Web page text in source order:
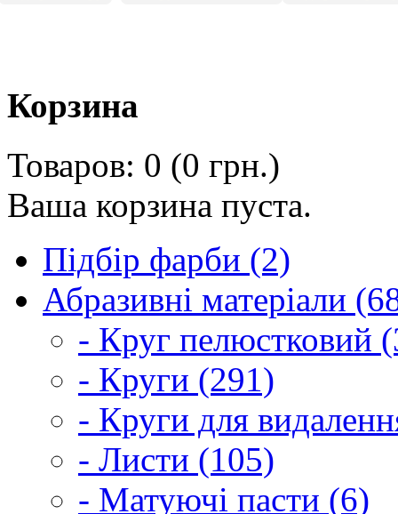
Корзина
Товаров: 0 (0 грн.)
Ваша корзина пуста.
Підбір фарби (2)
Абразивні матеріали
- Круг пелюстковий
- Круги (291)
- Круги для
- Листи (105)
- Матуючі пасти (6)